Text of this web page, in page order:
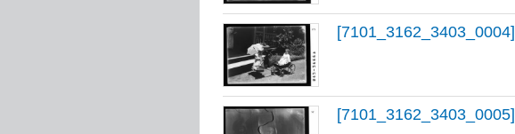
[7101_3162_3403_0004]
[7101_3162_3403_0005]